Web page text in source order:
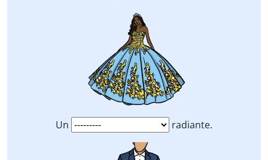
Un radiante.